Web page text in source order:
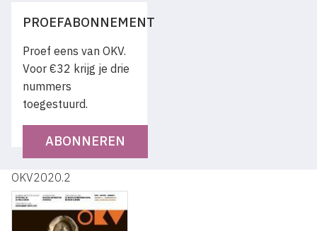
PROEFABONNEMENT
Proef eens van OKV.
Voor €32 krijg je drie
nummers
toegestuurd.
ABONNEREN
OKV2020.2